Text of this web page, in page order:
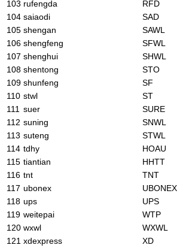
103 rufengda RFD
104 saiaodi SAD
105 shengan SAWL
106 shengfeng SFWL
107 shenghui SHWL
108 shentong STO
109 shunfeng SF
110 stwl ST
111 suer SURE
112 suning SNWL
113 suteng STWL
114 tdhy HOAU
115 tiantian HHTT
116 tnt TNT
117 ubonex UBONEX
118 ups UPS
119 weitepai WTP
120 wxwl WXWL
121 xdexpress XD